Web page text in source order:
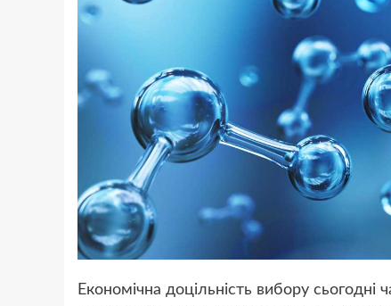
Економічна доцільність вибору сьогодні